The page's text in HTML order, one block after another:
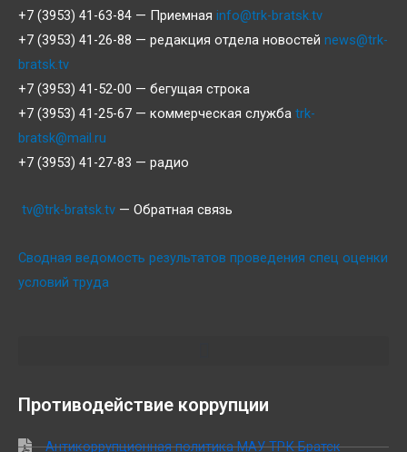
+7 (3953) 41-63-84 — Приемная info@trk-bratsk.tv
+7 (3953) 41-26-88 — редакция отдела новостей news@trk-
bratsk.tv
+7 (3953) 41-52-00 — бегущая строка
+7 (3953) 41-25-67 — коммерческая служба trk-
bratsk@mail.ru
+7 (3953) 41-27-83 — радио
tv@trk-bratsk.tv — Обратная связь
Сводная ведомость результатов проведения спец оценки
условий труда
Противодействие коррупции
Антикоррупционная политика МАУ ТРК Братск